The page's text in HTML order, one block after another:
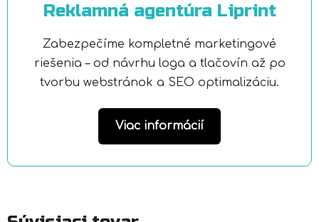
Reklamná agentúra Liprint
Zabezpečíme kompletné marketingové
riešenia – od návrhu loga a tlačovín až po
tvorbu webstránok a SEO optimalizáciu.
Viac informácií